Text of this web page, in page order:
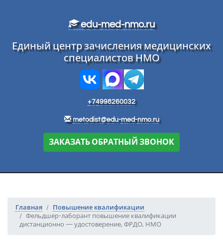
edu-med-nmo.ru
Единый центр зачисления медицинских
специалистов НМО
+74998260032
metodist@edu-med-nmo.ru
ЗАКАЗАТЬ ОБРАТНЫЙ ЗВОНОК
Главная
Повышение квалификации
Фельдшер-лаборант повышение квалификации
дистанционно — удостоверение, ФРДО, НМО